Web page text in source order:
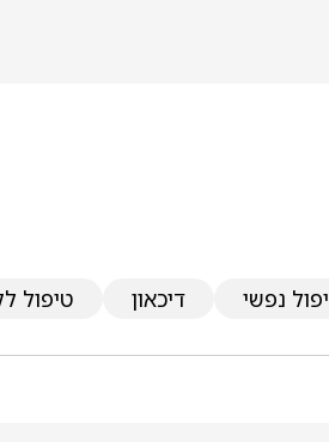
נפשי דיכאון טיפול